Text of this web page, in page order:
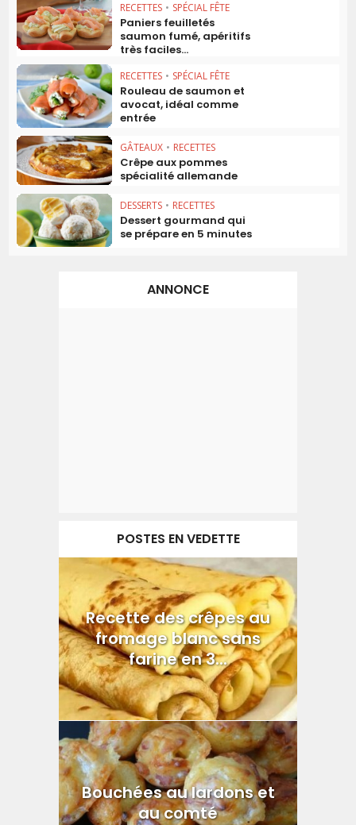
RECETTES • SPÉCIAL FÊTE
Paniers feuilletés
saumon fumé, apéritifs
très faciles...
RECETTES • SPÉCIAL FÊTE
Rouleau de saumon et
avocat, idéal comme
entrée
GÂTEAUX • RECETTES
Crêpe aux pommes
spécialité allemande
DESSERTS • RECETTES
Dessert gourmand qui
se prépare en 5 minutes
ANNONCE
POSTES EN VEDETTE
Recette des crêpes au
fromage blanc sans
farine en 3...
Bouchées au lardons et
au comté